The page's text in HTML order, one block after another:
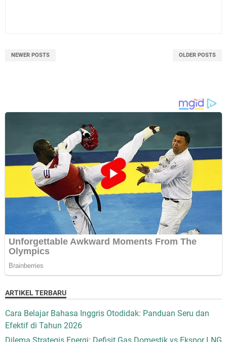
NEWER POSTS OLDER POSTS
ARTIKEL TERBARU
Cara Belajar Bahasa Inggris Otodidak: Panduan Seru dan
Efektif di Tahun 2026
Dilema Strategis Energi: Defisit Gas Domestik vs Ekspor LNG